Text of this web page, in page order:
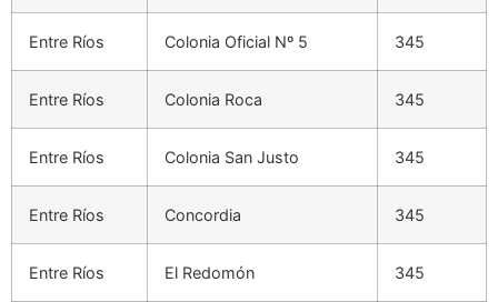
Entre Ríos Colonia Oficial Nº 5 345
Entre Ríos Colonia Roca 345
Entre Ríos Colonia San Justo 345
Entre Ríos Concordia 345
Entre Ríos El Redomón 345